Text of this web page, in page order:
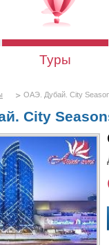
Туры
ОАЭ. Дубай. City
City